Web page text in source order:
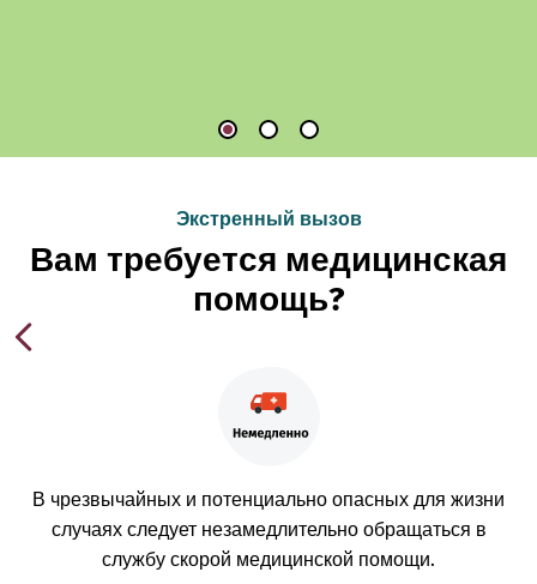
Экстренный вызов
Вам требуется медицинская
помощь?
В чрезвычайных и потенциально опасных для жизни
случаях следует незамедлительно обращаться в
службу скорой медицинской помощи.